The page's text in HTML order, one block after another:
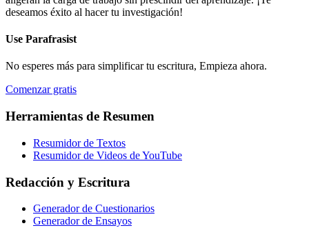
deseamos éxito al hacer tu investigación!
Use Parafrasist
No esperes más para simplificar tu escritura, Empieza ahora.
Comenzar gratis
Herramientas de Resumen
Resumidor de Textos
Resumidor de Videos de YouTube
Redacción y Escritura
Generador de Cuestionarios
Generador de Ensayos